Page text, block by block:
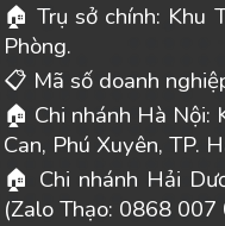
🏠 Trụ sở chính: Khu
Phòng.
📋 Mã số doanh
🏠 Chi nhánh Hà Nội:
Can, Phú Xuyên, TP.
🏠
Chi nhánh Hải
(Zalo Thạo: 0868 007